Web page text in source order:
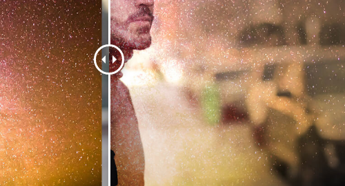
Tuotteen valokuvien muokkaus Korujen valokuvien muokkaus AI-koulutusdata